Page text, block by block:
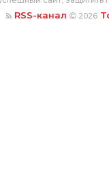
RSS-канал 2026